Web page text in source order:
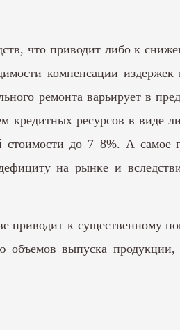
что приводит либо к
компенсации издержек
ремонта варьирует в
кредитных ресурсов в виде
до 7–8%. А самое
на рынке и
приводит к существенному
выпуска продукции,